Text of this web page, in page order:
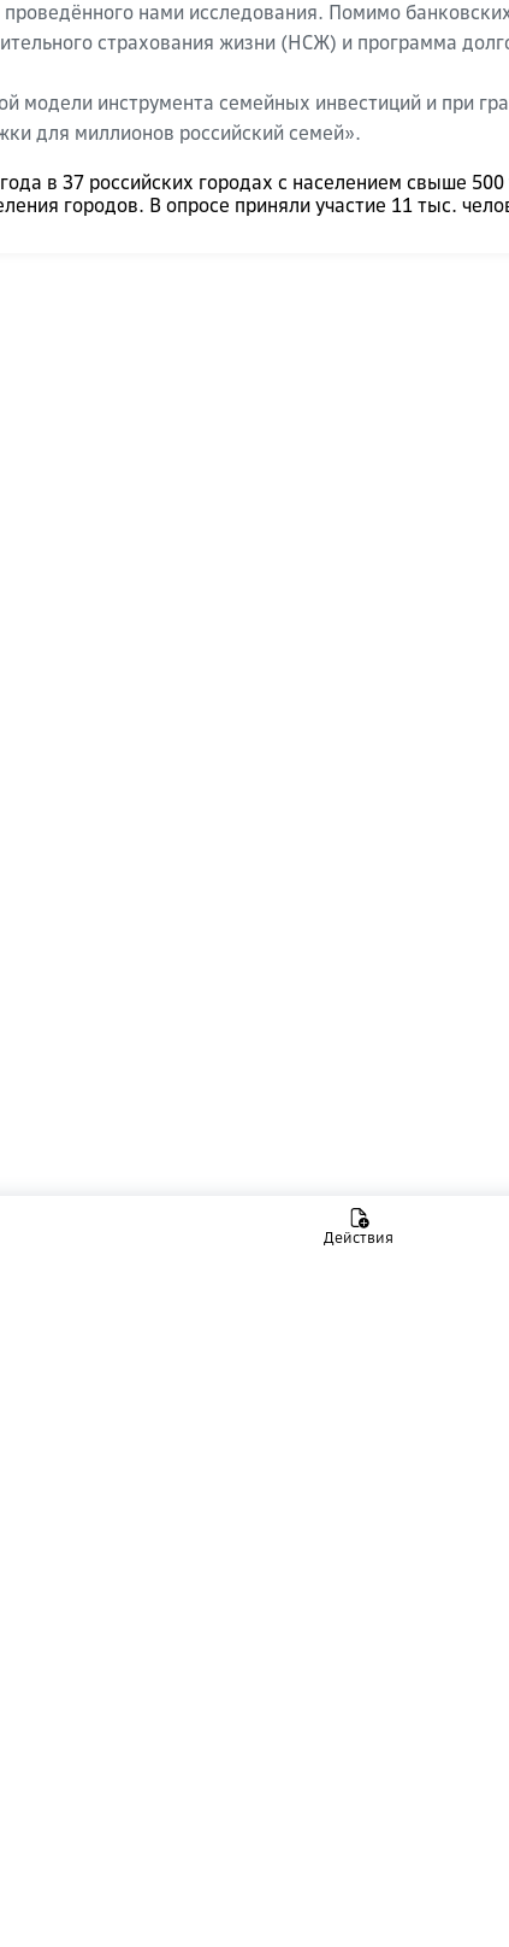
нами исследования. Помимо
страхования жизни (НСЖ) и программа
модели инструмента семейных инвестиций и при
для миллионов российский семей».
в 37 российских городах с населением свыше
городов. В опросе приняли участие 11 тыс.
Действия